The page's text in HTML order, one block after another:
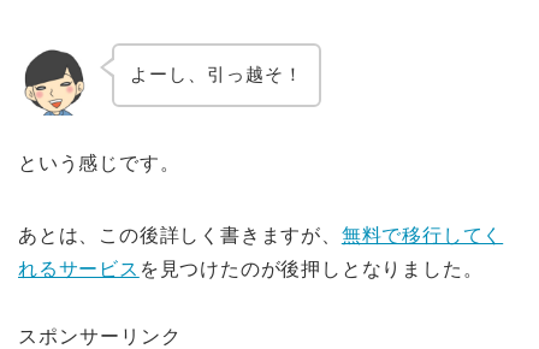
よーし、引っ越そ！
という感じです。
あとは、この後詳しく書きますが、 無料で移行してく
れるサービス を見つけたのが後押しとなりました。
スポンサーリンク